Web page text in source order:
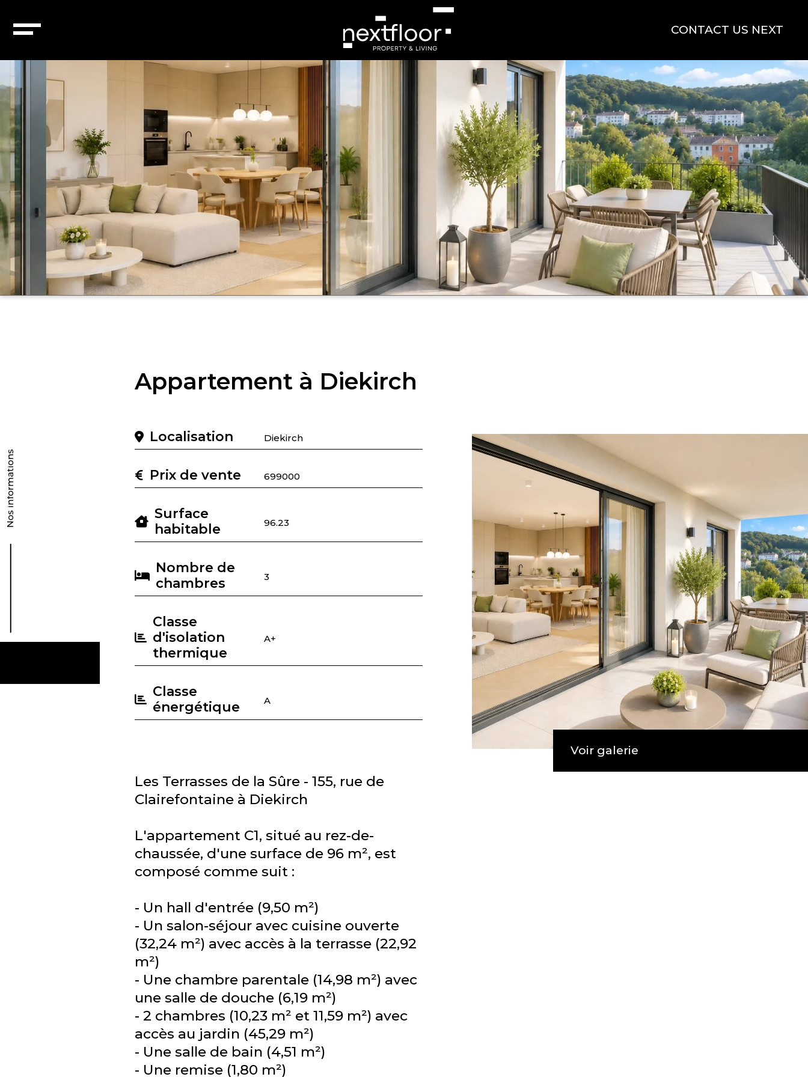
CONTACT US NEXT
Appartement à Diekirch
Localisation Diekirch
Prix de vente 699000
Surface
habitable
96.23
Nombre de
chambres
3
Classe
d'isolation
thermique
A+
Classe
énergétique
A
Les Terrasses de la Sûre - 155, rue de
Clairefontaine à Diekirch
L'appartement C1, situé au rez-de-
chaussée, d'une surface de 96 m², est
composé comme suit :
- Un hall d'entrée (9,50 m²)
- Un salon-séjour avec cuisine ouverte
(32,24 m²) avec accès à la terrasse (22,92
m²)
- Une chambre parentale (14,98 m²) avec
une salle de douche (6,19 m²)
- 2 chambres (10,23 m² et 11,59 m²) avec
accès au jardin (45,29 m²)
- Une salle de bain (4,51 m²)
- Une remise (1,80 m²)
Voir galerie